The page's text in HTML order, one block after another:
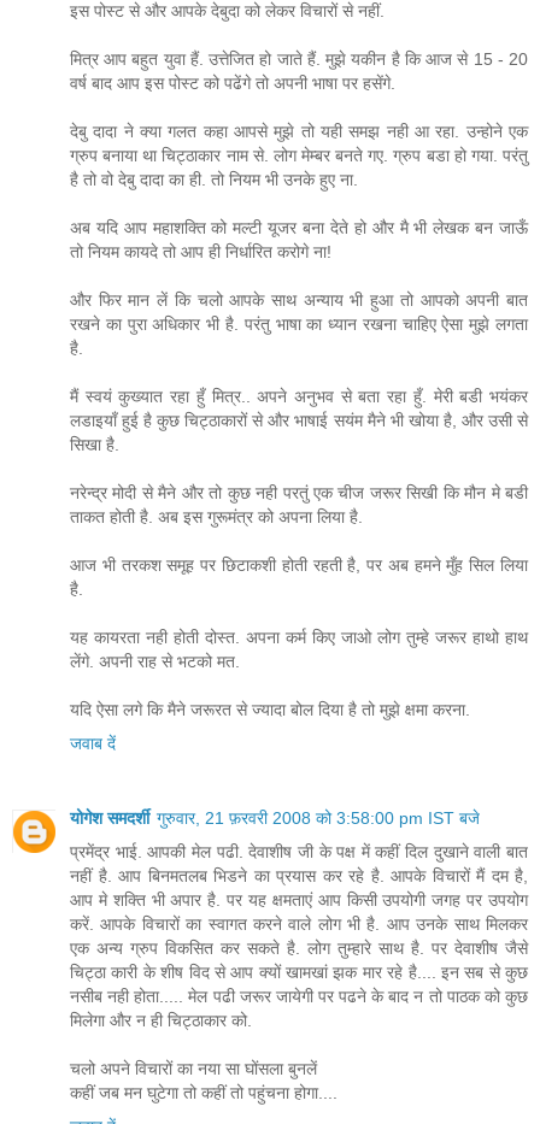
इस पोस्ट से और आपके देबुदा को लेकर विचारों से नहीं.
मित्र आप बहुत युवा हैं. उत्तेजित हो जाते हैं. मुझे यकीन है कि आज से 15 - 20
वर्ष बाद आप इस पोस्ट को पढेंगे तो अपनी भाषा पर हसेंगे.
देबु दादा ने क्या गलत कहा आपसे मुझे तो यही समझ नही आ रहा. उन्होने एक
ग्रुप बनाया था चिट्ठाकार नाम से. लोग मेम्बर बनते गए. ग्रुप बडा हो गया. परंतु
है तो वो देबु दादा का ही. तो नियम भी उनके हुए ना.
अब यदि आप महाशक्ति को मल्टी यूजर बना देते हो और मै भी लेखक बन जाऊँ
तो नियम कायदे तो आप ही निर्धारित करोगे ना!
और फिर मान लें कि चलो आपके साथ अन्याय भी हुआ तो आपको अपनी बात
रखने का पुरा अधिकार भी है. परंतु भाषा का ध्यान रखना चाहिए ऐसा मुझे लगता
है.
मैं स्वयं कुख्यात रहा हुँ मित्र.. अपने अनुभव से बता रहा हुँ. मेरी बडी भयंकर
लडाइयाँ हुई है कुछ चिट्ठाकारों से और भाषाई सयंम मैने भी खोया है, और उसी से
सिखा है.
नरेन्द्र मोदी से मैने और तो कुछ नही परतुं एक चीज जरूर सिखी कि मौन मे बडी
ताकत होती है. अब इस गुरूमंत्र को अपना लिया है.
आज भी तरकश समूह पर छिटाकशी होती रहती है, पर अब हमने मुँह सिल लिया
है.
यह कायरता नही होती दोस्त. अपना कर्म किए जाओ लोग तुम्हे जरूर हाथो हाथ
लेंगे. अपनी राह से भटको मत.
यदि ऐसा लगे कि मैने जरूरत से ज्यादा बोल दिया है तो मुझे क्षमा करना.
जवाब दें
योगेश समदर्शी गुरुवार, 21 फ़रवरी 2008 को 3:58:00 pm IST बजे
प्रमेंद्र भाई. आपकी मेल पढी. देवाशीष जी के पक्ष में कहीं दिल दुखाने वाली बात
नहीं है. आप बिनमतलब भिडने का प्रयास कर रहे है. आपके विचारों मैं दम है,
आप मे शक्ति भी अपार है. पर यह क्षमताएं आप किसी उपयोगी जगह पर उपयोग
करें. आपके विचारों का स्वागत करने वाले लोग भी है. आप उनके साथ मिलकर
एक अन्य ग्रुप विकसित कर सकते है. लोग तुम्हारे साथ है. पर देवाशीष जैसे
चिट्ठा कारी के शीष विद से आप क्यों खामखां झक मार रहे है.... इन सब से कुछ
नसीब नही होता..... मेल पढी जरूर जायेगी पर पढने के बाद न तो पाठक को कुछ
मिलेगा और न ही चिट्ठाकार को.
चलो अपने विचारों का नया सा घोंसला बुनलें
कहीं जब मन घुटेगा तो कहीं तो पहुंचना होगा....